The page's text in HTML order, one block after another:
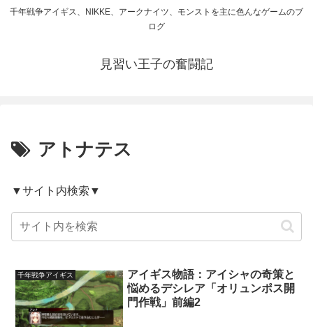
千年戦争アイギス、NIKKE、アークナイツ、モンストを主に色んなゲームのブ
ログ
見習い王子の奮闘記
アトナテス
▼サイト内検索▼
千年戦争アイギス
アイギス物語：アイシャの奇策と
悩めるデシレア「オリュンポス開
門作戦」前編2